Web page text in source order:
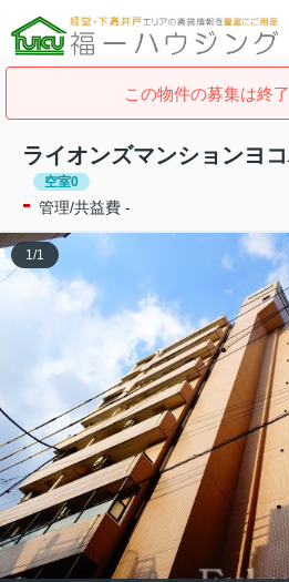
この物件の募集は終了
ライオンズマンションヨ
空室0
- 管理/共益費 -
1/1